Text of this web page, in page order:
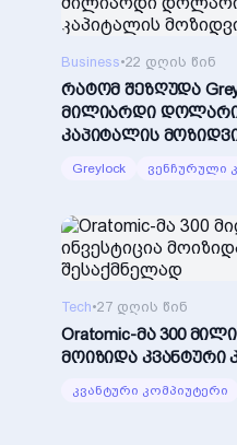
Business•22 დღის წინ
რატომ შეზღუდა
მილიარდი
კაპიტალის
Greylock ვენჩურული
Tech•27 დღის წინ
Oratomic-მა 300
მოიზიდა კვანტური
კვანტური კომპიუტერი